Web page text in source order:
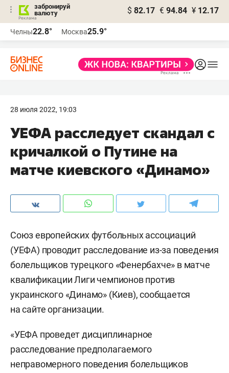
забронируй
валюту
$ 82.17 € 94.84 ¥ 12.17
Челны22.8° Москва25.9°
28 июля 2022, 19:03
УЕФА расследует скандал с
кричалкой о Путине на
матче киевского «Динамо»
Союз европейских футбольных ассоциаций
(УЕФА) проводит расследование из-за поведения
болельщиков турецкого «Фенербахче» в матче
квалификации Лиги чемпионов против
украинского «Динамо» (Киев), сообщается
на сайте организации.
«УЕФА проведет дисциплинарное
расследование предполагаемого
неправомерного поведения болельщиков